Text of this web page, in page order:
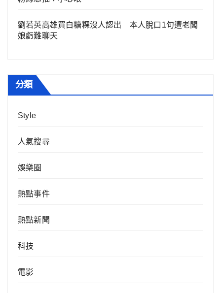
劉若英高雄買白糖粿沒人認出 本人脫口1句遭老闆
娘虧難聊天
分類
Style
人氣搜尋
娛樂圈
熱點事件
熱點新聞
科技
電影